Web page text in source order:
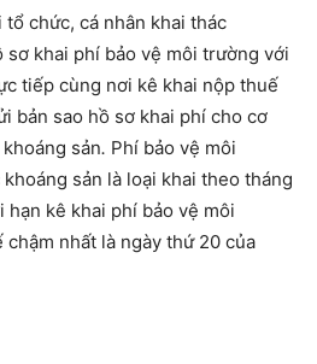
chức, cá nhân khai thác
sơ khai phí bảo vệ môi trường với
tiếp cùng nơi kê khai nộp thuế
bản sao hồ sơ khai phí cho cơ
sản. Phí bảo vệ môi
sản là loại khai theo tháng
hạn kê khai phí bảo vệ môi
nhất là ngày thứ 20 của